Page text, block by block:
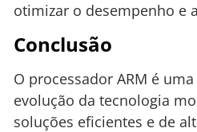
otimizar o desempenho e
Conclusão
O processador ARM é
evolução da tecnologia
soluções eficientes e de